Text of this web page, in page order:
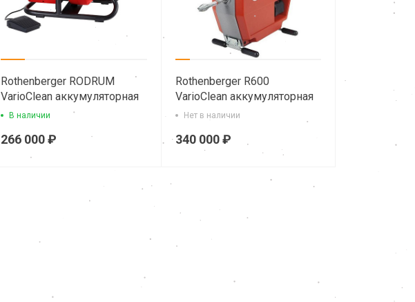
Rothenberger RODRUM
VarioClean аккумуляторная
машина для прочистки труб
В наличии
266 000 ₽
Rothenberger R600
VarioClean аккумуляторная
прочистная машина
Нет в наличии
340 000 ₽